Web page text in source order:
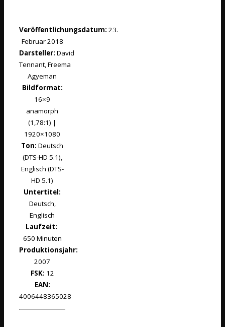
Veröffentlichungsdatum: 23.
Februar 2018
Darsteller: David
Tennant, Freema
Agyeman
Bildformat:
16×9
anamorph
(1,78:1) |
1920×1080
Ton: Deutsch
(DTS-HD 5.1),
Englisch (DTS-
HD 5.1)
Untertitel:
Deutsch,
Englisch
Laufzeit:
650 Minuten
Produktionsjahr:
2007
FSK: 12
EAN:
4006448365028